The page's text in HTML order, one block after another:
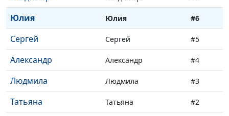
Юлия Юлия #6
Сергей Сергей #5
Александр Александр #4
Людмила Людмила #3
Татьяна Татьяна #2